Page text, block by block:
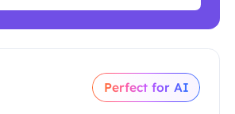
Perfect for AI